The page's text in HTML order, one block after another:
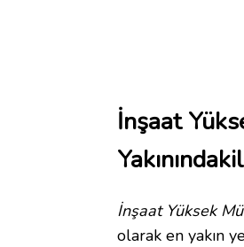
İnşaat
İnşaat Yüksek
olarak en yakın